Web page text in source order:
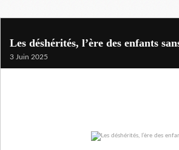
Les déshérités, l’ère des enfants
3 Juin 2025